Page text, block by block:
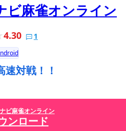
ビ麻雀オンライン
4.30 1
対戦！！
ビ麻雀オンライン
ンロード